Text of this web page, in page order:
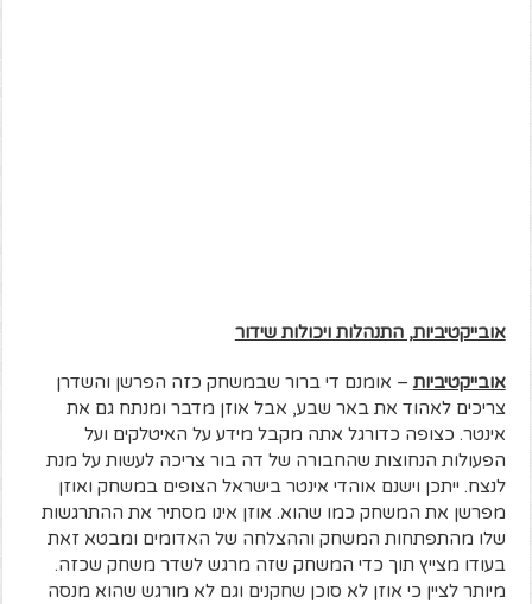
אובייקטיביות, התנהלות ויכולות שידור
אובייקטיביות – אומנם די ברור שבמשחק כזה הפרשן והשדרן
צריכים לאהוד את באר שבע, אבל אוזן מדבר ומנתח גם את
אינטר. כצופה כדורגל אתה מקבל מידע על האיטלקים ועל
הפעולות הנחוצות שהחבורה של דה בור צריכה לעשות על מנת
לנצח. ייתכן וישנם אוהדי אינטר בישראל הצופים במשחק ואוזן
מפרשן את המשחק כמו שהוא. אוזן אינו מסתיר את ההתרגשות
שלו מהתפתחות המשחק וההצלחה של האדומים ומבטא זאת
בעודו מצייץ תוך כדי המשחק שזה מרגש לשדר משחק שכזה.
מיותר לציין כי אוזן לא סוכן שחקנים וגם לא מורגש שהוא מנסה